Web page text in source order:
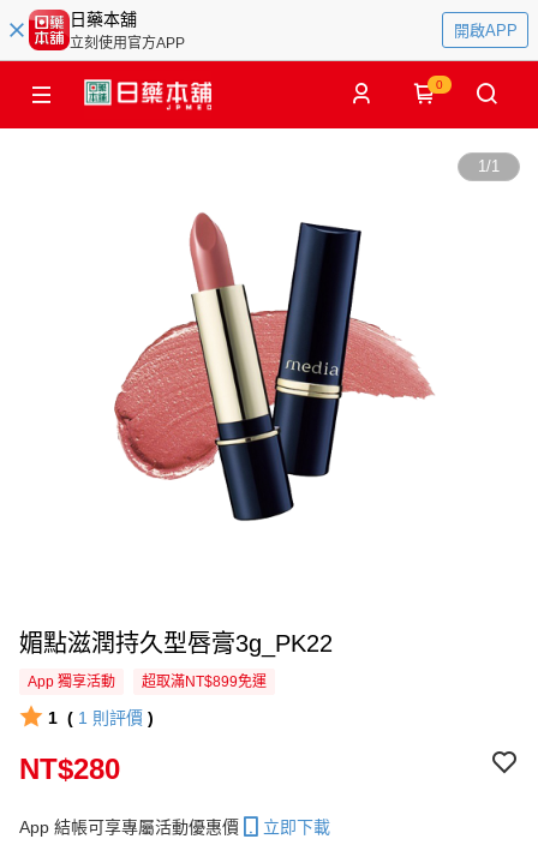
日藥本舖
立刻使用官方APP
開啟APP
0
1/1
媚點滋潤持久型唇膏3g_PK22
App 獨享活動 超取滿NT$899免運
1 ( 1 則評價 )
NT$280
App 結帳可享專屬活動優惠價 立即下載